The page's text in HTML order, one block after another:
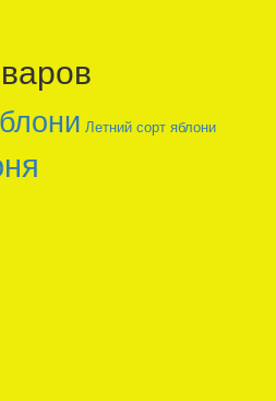
Летний сорт яблони